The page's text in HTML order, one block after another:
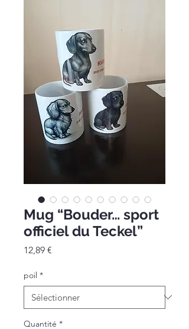
Mug “Bouder… sport
officiel du Teckel”
12,89 €
poil *
Quantité *